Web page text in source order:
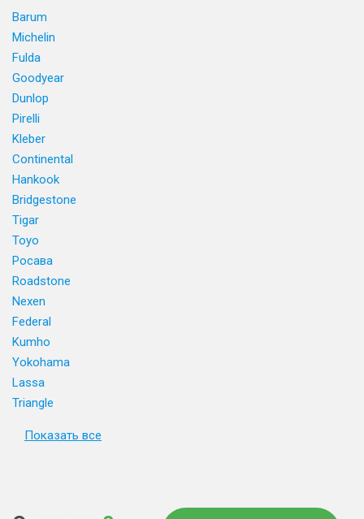
Barum
Michelin
Fulda
Goodyear
Dunlop
Pirelli
Kleber
Continental
Hankook
Bridgestone
Tigar
Toyo
Росава
Roadstone
Nexen
Federal
Kumho
Yokohama
Lassa
Triangle
Показать все